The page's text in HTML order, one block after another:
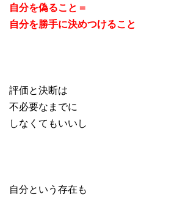
自分を偽ること＝
自分を勝手に決めつけること
評価と決断は
不必要なまでに
しなくてもいいし
自分という存在も